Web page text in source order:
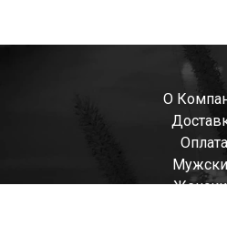
О
Оплата